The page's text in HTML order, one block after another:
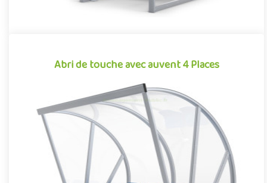
Abri de touche avec auvent 4 Places
Abri de touche avec auvent 4 Places
Équipement pour aménagements sportifs extérieurs
conjuguant confort et robustesse, cet abri de touche monobloc
garantit une i..
Offre partenaire